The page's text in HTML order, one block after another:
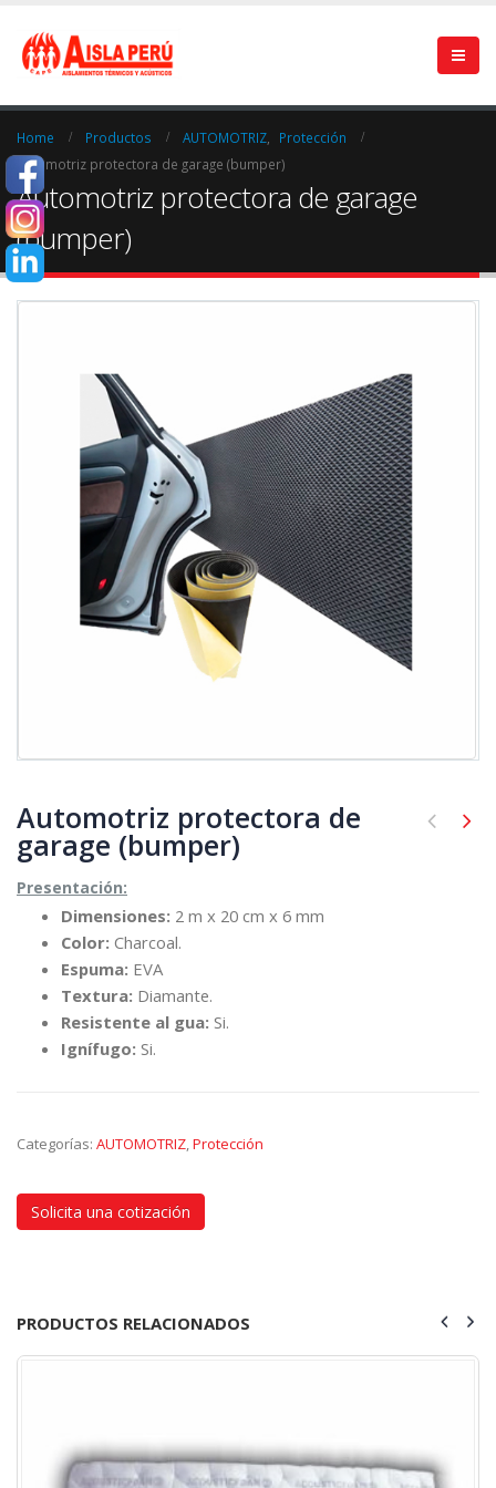
Home Productos AUTOMOTRIZ
Protección
Automotriz protectora de garage (bumper)
Automotriz protectora de garage
(bumper)
Automotriz protectora de
garage (bumper)
Presentación:
Dimensiones: 2 m x 20 cm x 6 mm
Color: Charcoal.
Espuma: EVA
Textura: Diamante.
Resistente al gua: Si.
Ignífugo: Si.
Categorías: AUTOMOTRIZ,Protección
Solicita una cotización
PRODUCTOS RELACIONADOS